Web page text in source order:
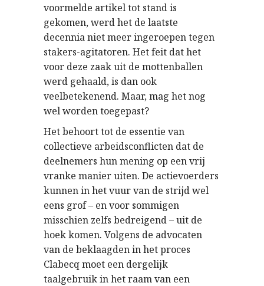
voormelde artikel tot stand is
gekomen, werd het de laatste
decennia niet meer ingeroepen tegen
stakers-agitatoren. Het feit dat het
voor deze zaak uit de mottenballen
werd gehaald, is dan ook
veelbetekenend. Maar, mag het nog
wel worden toegepast?
Het behoort tot de essentie van
collectieve arbeidsconflicten dat de
deelnemers hun mening op een vrij
vranke manier uiten. De actievoerders
kunnen in het vuur van de strijd wel
eens grof – en voor sommigen
misschien zelfs bedreigend – uit de
hoek komen. Volgens de advocaten
van de beklaagden in het proces
Clabecq moet een dergelijk
taalgebruik in het raam van een